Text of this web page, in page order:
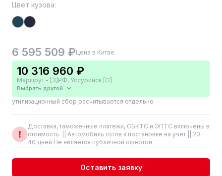
Цвет кузова:
6 595 509 ₽Цена в Китае
10 316 960 ₽
Маршрут - [3]РФ, Уссурийск [О]
Выбрать другой
утилизационный сбор расчитывается отдельно
Доставка, таможенные платежи, СБКТС и ЭПТС включены в
стоимость. || Автомобиль готов к постановке на учет || 20-
40 дней Не является публичной офертой
Оставить заявку